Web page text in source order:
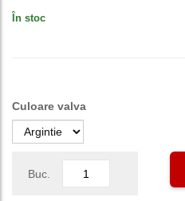
În stoc
Culoare valva
Buc.